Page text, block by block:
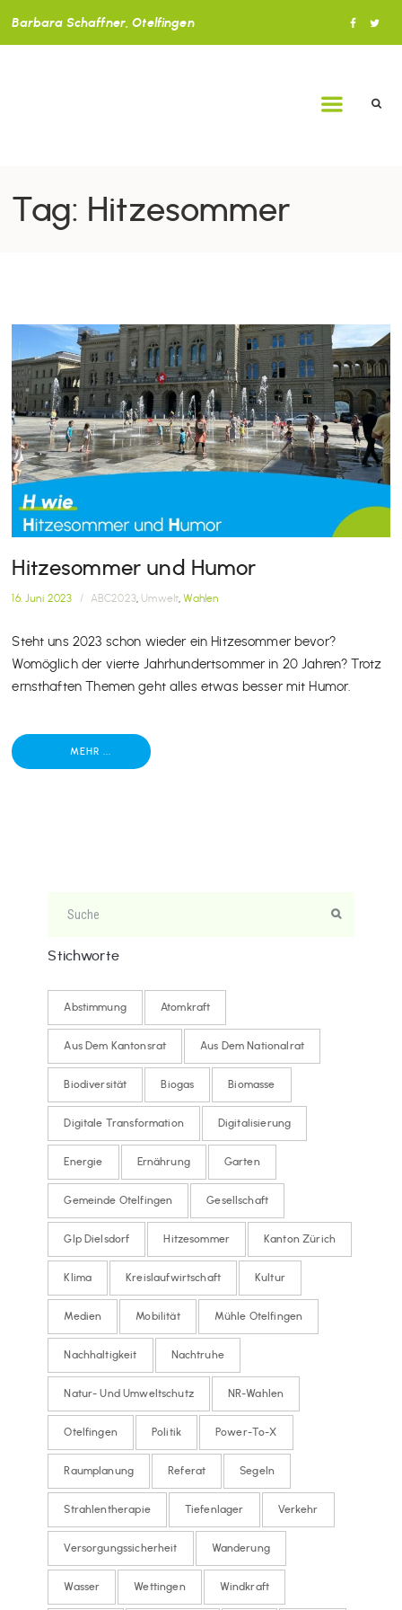
Barbara Schaffner, Otelfingen
Tag: Hitzesommer
Hitzesommer und Humor
16. Juni 2023 / ABC2023, Umwelt ,Wahlen
Steht uns 2023 schon wieder ein Hitzesommer bevor?
Womöglich der vierte Jahrhundertsommer in 20 Jahren? Trotz
ernsthaften Themen geht alles etwas besser mit Humor.
MEHR ...
Stichworte
Abstimmung Atomkraft
Aus Dem Kantonsrat Aus Dem Nationalrat
Biodiversität Biogas Biomasse
Digitale Transformation Digitalisierung
Energie Ernährung Garten
Gemeinde Otelfingen Gesellschaft
Glp Dielsdorf Hitzesommer Kanton Zürich
Klima Kreislaufwirtschaft Kultur
Medien Mobilität Mühle Otelfingen
Nachhaltigkeit Nachtruhe
Natur- Und Umweltschutz NR-Wahlen
Otelfingen Politik Power-To-X
Raumplanung Referat Segeln
Strahlentherapie Tiefenlager Verkehr
Versorgungssicherheit Wanderung
Wasser Wettingen Windkraft